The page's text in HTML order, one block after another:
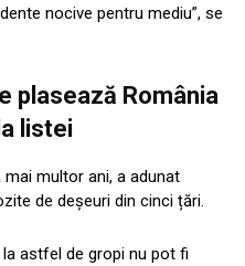
nocive pentru mediu”, se
plasează România
listei
multor ani, a adunat
de deșeuri din cinci țări.
astfel de gropi nu pot fi